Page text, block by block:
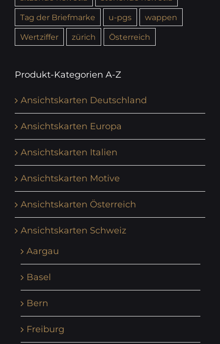
Tag der Briefmarke
u-pgs
wappen
Wertziffer
zürich Österreich
Produkt-Kategorien A-Z
Ansichtskarten Deutschland
Ansichtskarten Europa
Ansichtskarten Italien
Ansichtskarten Motive
Ansichtskarten Österreich
Ansichtskarten Schweiz
Aargau
Basel
Bern
Freiburg